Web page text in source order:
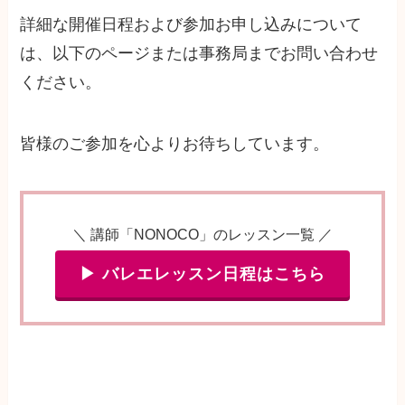
詳細な開催日程および参加お申し込みについて
は、以下のページまたは事務局までお問い合わせ
ください。
皆様のご参加を心よりお待ちしています。
＼ 講師「NONOCO」のレッスン一覧 ／
▶ バレエレッスン日程はこちら